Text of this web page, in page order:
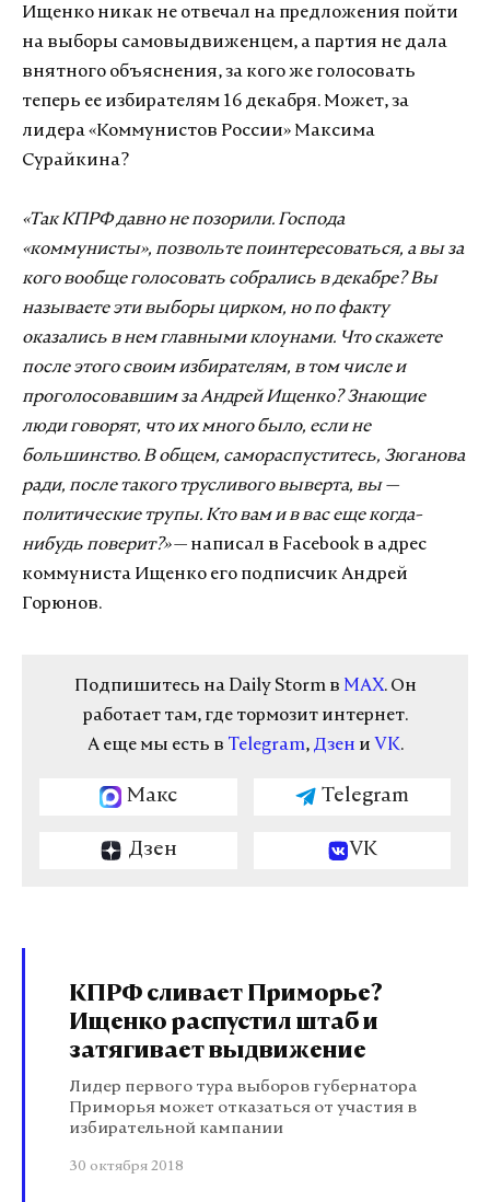
Ищенко никак не отвечал на предложения пойти
на выборы самовыдвиженцем, а партия не дала
внятного объяснения, за кого же голосовать
теперь ее избирателям 16 декабря. Может, за
лидера «Коммунистов России» Максима
Сурайкина?
«Так КПРФ давно не позорили. Господа
«коммунисты», позвольте поинтересоваться, а вы за
кого вообще голосовать собрались в декабре? Вы
называете эти выборы цирком, но по факту
оказались в нем главными клоунами. Что скажете
после этого своим избирателям, в том числе и
проголосовавшим за Андрей Ищенко? Знающие
люди говорят, что их много было, если не
большинство. В общем, самораспуститесь, Зюганова
ради, после такого трусливого выверта, вы —
политические трупы. Кто вам и в вас еще когда-
нибудь поверит?»— написал в Facebook в адрес
коммуниста Ищенко его подписчик Андрей
Горюнов.
Подпишитесь на Daily Storm в MAX. Он
работает там, где тормозит интернет.
А еще мы есть в Telegram, Дзен и VK.
Макс Telegram
Дзен VK
КПРФ сливает Приморье?
Ищенко распустил штаб и
затягивает выдвижение
Лидер первого тура выборов губернатора
Приморья может отказаться от участия в
избирательной кампании
30 октября 2018